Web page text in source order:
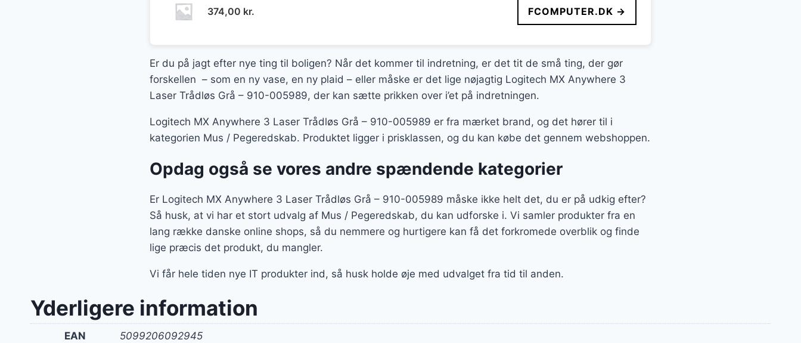
374,00 kr. FCOMPUTER.DK →
Er du på jagt efter nye ting til boligen? Når det kommer til indretning, er det tit de små ting, der gør
forskellen – som en ny vase, en ny plaid – eller måske er det lige nøjagtig Logitech MX Anywhere 3
Laser Trådløs Grå – 910-005989, der kan sætte prikken over i’et på indretningen.
Logitech MX Anywhere 3 Laser Trådløs Grå – 910-005989 er fra mærket brand, og det hører til i
kategorien Mus / Pegeredskab. Produktet ligger i prisklassen, og du kan købe det gennem webshoppen.
Opdag også se vores andre spændende kategorier
Er Logitech MX Anywhere 3 Laser Trådløs Grå – 910-005989 måske ikke helt det, du er på udkig efter?
Så husk, at vi har et stort udvalg af Mus / Pegeredskab, du kan udforske i. Vi samler produkter fra en
lang række danske online shops, så du nemmere og hurtigere kan få det forkromede overblik og finde
lige præcis det produkt, du mangler.
Vi får hele tiden nye IT produkter ind, så husk holde øje med udvalget fra tid til anden.
Yderligere information
EAN 5099206092945